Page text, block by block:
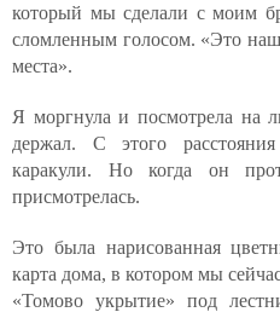
который мы сделали с моим
сломленным голосом. «Это
места».
Я моргнула и посмотрела на
держал. С этого
каракули. Но когда он
присмотрелась.
Это была нарисованная
карта дома, в котором мы
«Томово укрытие» под